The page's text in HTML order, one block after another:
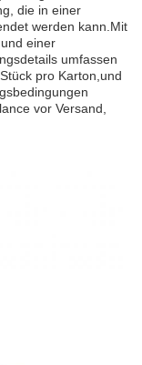
die in einer
werden kann.Mit
einer
umfassen
pro Karton,und
vor Versand,